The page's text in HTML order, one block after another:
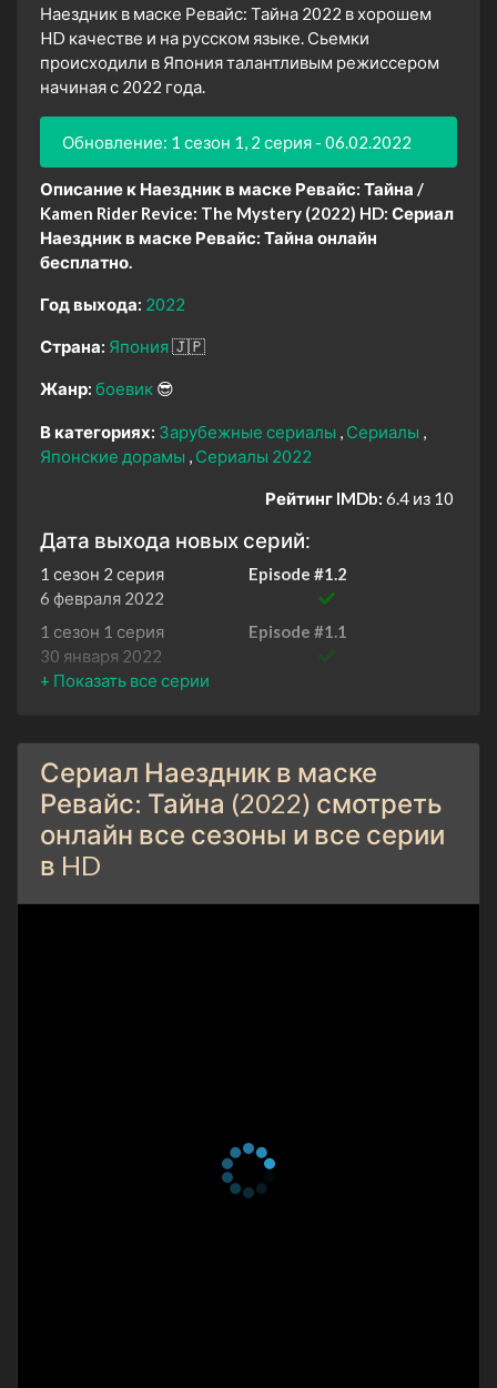
Наездник в маске Ревайс: Тайна 2022 в хорошем
HD качестве и на русском языке. Сьемки
происходили в Япония талантливым режиссером
начиная с 2022 года.
Обновление: 1 сезон 1, 2 серия - 06.02.2022
Описание к Наездник в маске Ревайс: Тайна /
Kamen Rider Revice: The Mystery (2022) HD: Сериал
Наездник в маске Ревайс: Тайна онлайн
бесплатно.
Год выхода: 2022
Страна: Япония🇯🇵
Жанр: боевик 😎
В категориях: Зарубежные сериалы
Сериалы
Японские дорамы
Сериалы 2022
Рейтинг IMDb: 6.4 из 10
Дата выхода новых серий:
1 сезон 2 серия
Episode #1.2
6 февраля 2022
1 сезон 1 серия
Episode #1.1
30 января 2022
Сериал Наездник в маске
Ревайс: Тайна (2022) смотреть
онлайн все сезоны и все серии
в HD